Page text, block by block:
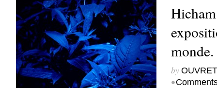
monde.
by
•